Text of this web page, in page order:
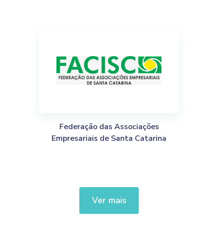
Federação das Associações
Empresariais de Santa Catarina
Ver mais